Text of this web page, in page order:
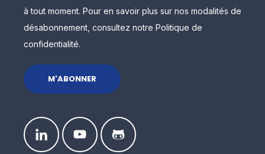
à tout moment. Pour en savoir plus sur nos modalités de
désabonnement, consultez notre Politique de
confidentialité.